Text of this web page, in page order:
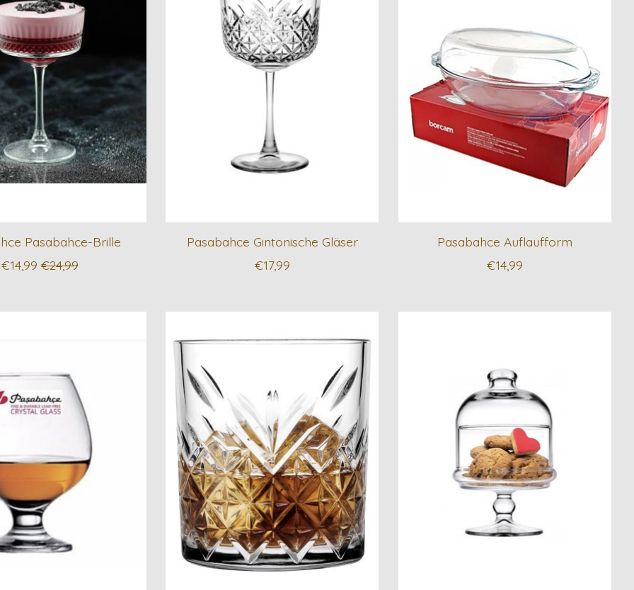
Pasabahce-Brille
€14,99 €24,99
Pasabahce Gintonische Gläser
€17,99
Pasabahce Auflaufform
€14,99